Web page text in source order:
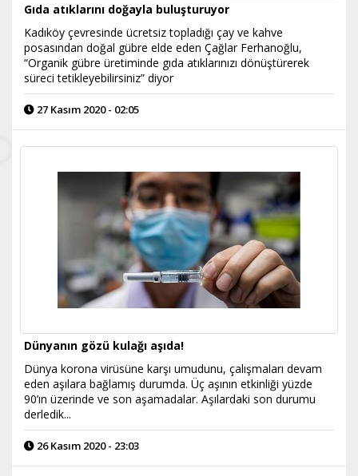
Gıda atıklarını doğayla buluşturuyor
Kadıköy çevresinde ücretsiz topladığı çay ve kahve
posasından doğal gübre elde eden Çağlar Ferhanoğlu,
“Organik gübre üretiminde gıda atıklarınızı dönüştürerek
süreci tetikleyebilirsiniz” diyor
27 Kasım 2020 - 02:05
Dünyanın gözü kulağı aşıda!
Dünya korona virüsüne karşı umudunu, çalışmaları devam
eden aşılara bağlamış durumda. Üç aşının etkinliği yüzde
90’ın üzerinde ve son aşamadalar. Aşılardaki son durumu
derledik...
26 Kasım 2020 - 23:03